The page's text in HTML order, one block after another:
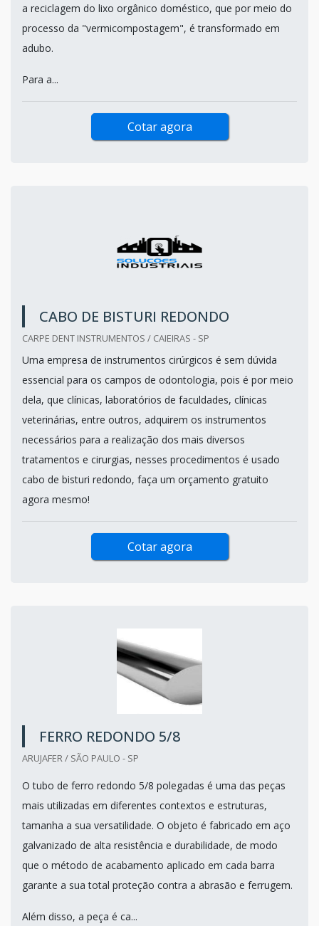
a reciclagem do lixo orgânico doméstico, que por meio do
processo da "vermicompostagem", é transformado em
adubo.
Para a...
Cotar agora
CABO DE BISTURI REDONDO
CARPE DENT INSTRUMENTOS / CAIEIRAS - SP
Uma empresa de instrumentos cirúrgicos é sem dúvida
essencial para os campos de odontologia, pois é por meio
dela, que clínicas, laboratórios de faculdades, clínicas
veterinárias, entre outros, adquirem os instrumentos
necessários para a realização dos mais diversos
tratamentos e cirurgias, nesses procedimentos é usado
cabo de bisturi redondo, faça um orçamento gratuito
agora mesmo!
Cotar agora
FERRO REDONDO 5/8
ARUJAFER / SÃO PAULO - SP
O tubo de ferro redondo 5/8 polegadas é uma das peças
mais utilizadas em diferentes contextos e estruturas,
tamanha a sua versatilidade. O objeto é fabricado em aço
galvanizado de alta resistência e durabilidade, de modo
que o método de acabamento aplicado em cada barra
garante a sua total proteção contra a abrasão e ferrugem.
Além disso, a peça é ca...